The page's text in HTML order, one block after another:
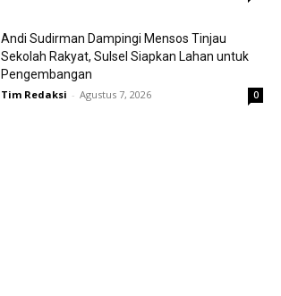
Andi Sudirman Dampingi Mensos Tinjau
Sekolah Rakyat, Sulsel Siapkan Lahan untuk
Pengembangan
Tim Redaksi - Agustus 7, 2026 0